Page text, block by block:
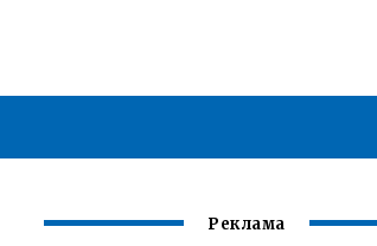
Реклама